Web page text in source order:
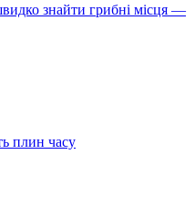
знайти грибні місця —
плин часу